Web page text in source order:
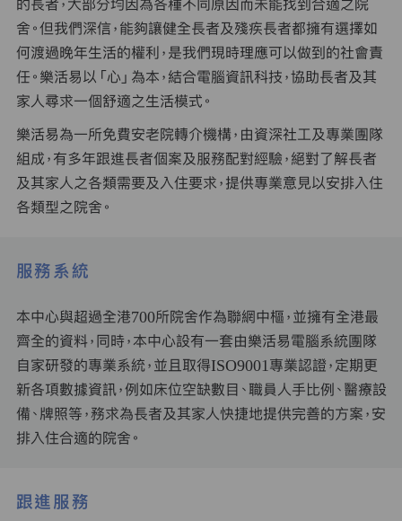
的長者，大部分均因為各種不同原因而未能找到合適之院
舍。但我們深信，能夠讓健全長者及殘疾長者都擁有選擇如
何渡過晚年生活的權利，是我們現時理應可以做到的社會責
任。樂活易以「心」為本，結合電腦資訊科技，協助長者及其
家人尋求一個舒適之生活模式。
樂活易為一所免費安老院轉介機構，由資深社工及專業團隊
組成，有多年跟進長者個案及服務配對經驗，絕對了解長者
及其家人之各類需要及入住要求，提供專業意見以安排入住
各類型之院舍。
服務系統
本中心與超過全港700所院舍作為聯網中樞，並擁有全港最
齊全的資料，同時，本中心設有一套由樂活易電腦系統團隊
自家研發的專業系統，並且取得ISO9001專業認證，定期更
新各項數據資訊，例如床位空缺數目、職員人手比例、醫療設
備、牌照等，務求為長者及其家人快捷地提供完善的方案，安
排入住合適的院舍。
跟進服務